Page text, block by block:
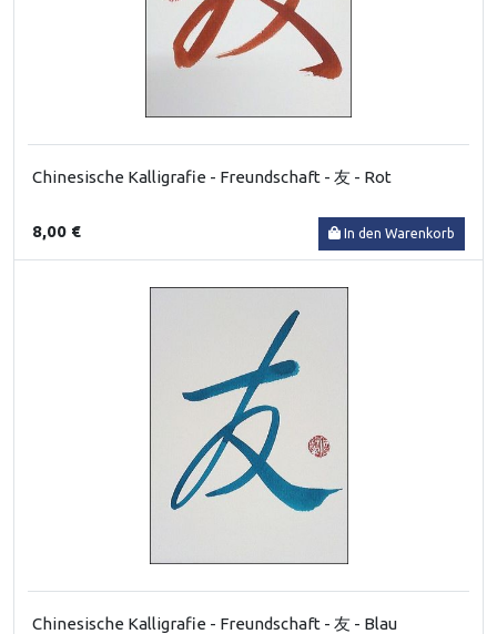
Chinesische Kalligrafie - Freundschaft - 友 - Rot
8,00 € In den Warenkorb
Chinesische Kalligrafie - Freundschaft - 友 - Blau